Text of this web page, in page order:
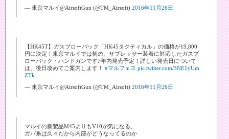
— 東京マルイ@AirsoftGun (@TM_Airsoft) 2016年11月26日
【HK45T】ガスブローバック「HK45タクティカル」の価格が19,800
円に決定！東京マルイでは初の、サプレッサー装着に対応したガスブ
ローバック・ハンドガンです♪年内発売予定！詳しい発売日について
は、後日改めてご案内します！ #マルフェス pic.twitter.com/3NE1yUm
ZTk
— 東京マルイ@AirsoftGun (@TM_Airsoft) 2016年11月26日
マルイの新製品M45よりもV10が気になる。
ガバ系は久々だから内部がどうなってるのか